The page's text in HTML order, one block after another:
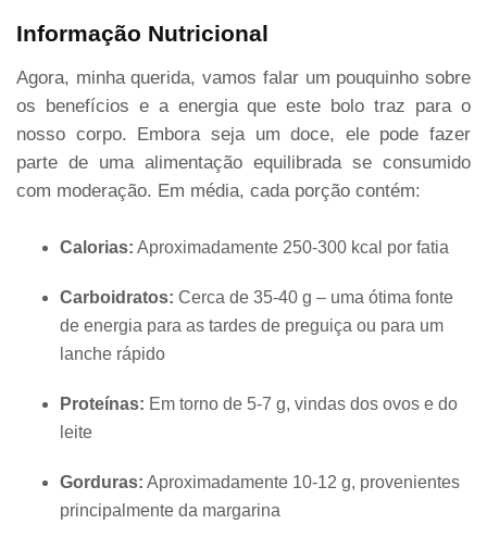
Informação Nutricional
Agora, minha querida, vamos falar um pouquinho sobre
os benefícios e a energia que este bolo traz para o
nosso corpo. Embora seja um doce, ele pode fazer
parte de uma alimentação equilibrada se consumido
com moderação. Em média, cada porção contém:
Calorias: Aproximadamente 250-300 kcal por fatia
Carboidratos: Cerca de 35-40 g – uma ótima fonte
de energia para as tardes de preguiça ou para um
lanche rápido
Proteínas: Em torno de 5-7 g, vindas dos ovos e do
leite
Gorduras: Aproximadamente 10-12 g, provenientes
principalmente da margarina